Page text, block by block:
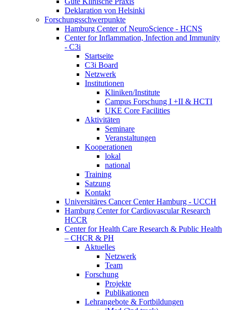
Deklaration von Helsinki
Forschungsschwerpunkte
Hamburg Center of NeuroScience - HCNS
Center for Inflammation, Infection and Immunity
- C3i
Startseite
C3i Board
Netzwerk
Institutionen
Kliniken/Institute
Campus Forschung I +II & HCTI
UKE Core Facilities
Aktivitäten
Seminare
Veranstaltungen
Kooperationen
lokal
national
Training
Satzung
Kontakt
Universitäres Cancer Center Hamburg - UCCH
Hamburg Center for Cardiovascular Research
HCCR
Center for Health Care Research & Public Health
– CHCR & PH
Aktuelles
Netzwerk
Team
Forschung
Projekte
Publikationen
Lehrangebote & Fortbildungen